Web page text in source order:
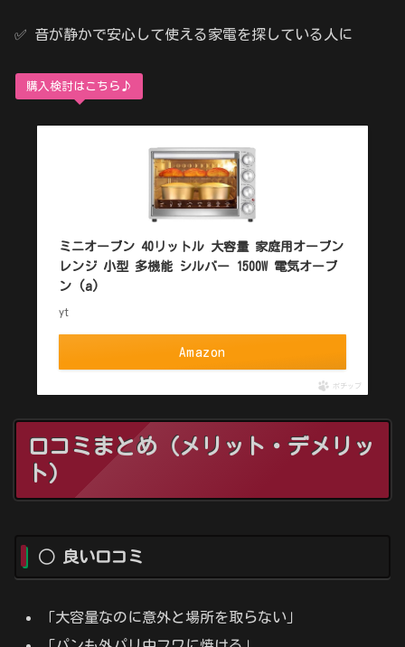
✅ 音が静かで安心して使える家電を探している人に
購入検討はこちら♪
ミニオーブン 40リットル 大容量 家庭用オーブン
レンジ 小型 多機能 シルバー 1500W 電気オーブ
ン (a)
yt
Amazon
ポチップ
口コミまとめ（メリット・デメリッ
ト）
◯ 良い口コミ
「大容量なのに意外と場所を取らない」